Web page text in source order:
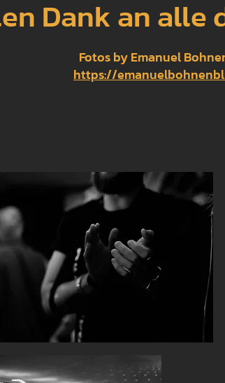
Dank an alle
Fotos by Emanuel
https://